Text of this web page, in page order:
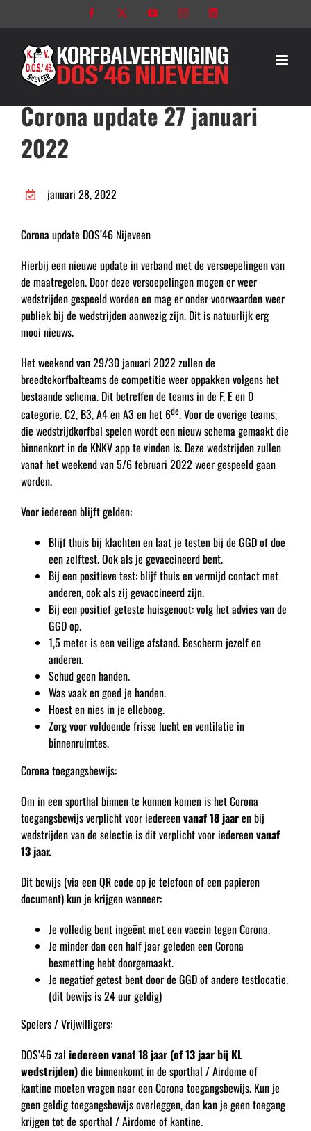
naar
Facebook YouTubeInstagram
Corona update 27 januari
2022
januari 28, 2022
Corona update DOS’46 Nijeveen
Hierbij een nieuwe update in verband met de versoepelingen van
de maatregelen. Door deze versoepelingen mogen er weer
wedstrijden gespeeld worden en mag er onder voorwaarden weer
publiek bij de wedstrijden aanwezig zijn. Dit is natuurlijk erg
mooi nieuws.
Het weekend van 29/30 januari 2022 zullen de
breedtekorfbalteams de competitie weer oppakken volgens het
bestaande schema. Dit betreffen de teams in de F, E en D
categorie. C2, B3, A4 en A3 en het 6de. Voor de overige teams,
die wedstrijdkorfbal spelen wordt een nieuw schema gemaakt die
binnenkort in de KNKV app te vinden is. Deze wedstrijden zullen
vanaf het weekend van 5/6 februari 2022 weer gespeeld gaan
worden.
Voor iedereen blijft gelden:
Blijf thuis bij klachten en laat je testen bij de GGD of doe
een zelftest. Ook als je gevaccineerd bent.
Bij een positieve test: blijf thuis en vermijd contact met
anderen, ook als zij gevaccineerd zijn.
Bij een positief geteste huisgenoot: volg het advies van de
GGD op.
1,5 meter is een veilige afstand. Bescherm jezelf en
anderen.
Schud geen handen.
Was vaak en goed je handen.
Hoest en nies in je elleboog.
Zorg voor voldoende frisse lucht en ventilatie in
binnenruimtes.
Corona toegangsbewijs:
Om in een sporthal binnen te kunnen komen is het Corona
toegangsbewijs verplicht voor iedereenvanaf 18 jaaren bij
wedstrijden van de selectie is dit verplicht voor iedereenvanaf
13 jaar.
Dit bewijs (via een QR code op je telefoon of een papieren
document) kun je krijgen wanneer:
Je volledig bent ingeënt met een vaccin tegen Corona.
Je minder dan een half jaar geleden een Corona
besmetting hebt doorgemaakt.
Je negatief getest bent door de GGD of andere testlocatie.
(dit bewijs is 24 uur geldig)
Spelers / Vrijwilligers:
DOS’46 zal iedereen vanaf 18 jaar (of 13 jaar bij KL
wedstrijden)die binnenkomt in de sporthal / Airdome of
kantine moeten vragen naar een Corona toegangsbewijs. Kun je
geen geldig toegangsbewijs overleggen, dan kan je geen toegang
krijgen tot de sporthal / Airdome of kantine.